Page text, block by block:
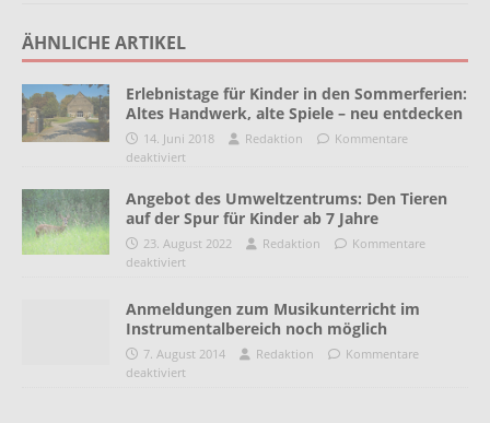
ÄHNLICHE ARTIKEL
Erlebnistage für Kinder in den Sommerferien:
Altes Handwerk, alte Spiele – neu entdecken
14. Juni 2018 Redaktion
Kommentare
deaktiviert
Angebot des Umweltzentrums: Den Tieren
auf der Spur für Kinder ab 7 Jahre
23. August 2022 Redaktion
Kommentare
deaktiviert
Anmeldungen zum Musikunterricht im
Instrumentalbereich noch möglich
7. August 2014 Redaktion
Kommentare
deaktiviert